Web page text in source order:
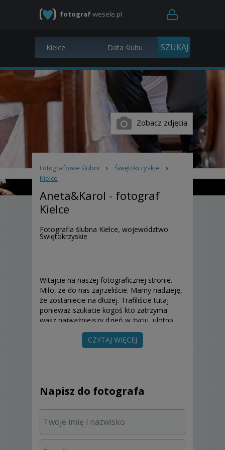
fotograf-wesele.pl
Zobacz zdjęcia
Fotografowie ślubni › Świętokrzyskie
›
Kielce
Aneta&Karol - fotograf
Kielce
Fotografia ślubna Kielce, województwo
Świętokrzyskie
Witajcie na naszej fotograficznej stronie.
Miło, że do nas zajrzeliście. Mamy nadzieję,
że zostaniecie na dłużej. Trafiliście tutaj
ponieważ szukacie kogoś kto zatrzyma
wasz najważniejszy dzień w życiu, ulotną
chwilę, która zostanie uwieczniona w
subtelny i dyskretny sposób.Fotograf
Tak, ale działamy na ternie całej
Jesteśmy Aneta i Karol, a fotografia to
nasza wspólna pasja. Uwielbiamy
naturalność, emocje i uśmiech. Łapanie
ulotnych chwil uzależnia, daje ogromną
dawkę adrenaliny. Bo życie to fotografia w
czystej postaci! Miło nam będzie jeśli
CZYTAJ WIĘCEJ
Napisz do fotografa